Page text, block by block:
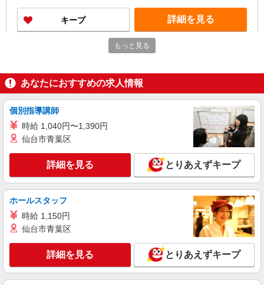
キープ 詳細を見る
プール監視スタッフ
時給1,100円＋交通費規定支給（上限35,000円
迄／月）
北海道有珠郡壮瞥町字洞爺湖温泉7-1
キープ 詳細を見る
パート
株式会社グランベルホテル 洞爺サンパレスリゾート＆スパ
レストランスタッフ
時給1,100円＋交通費規定支給（上限35,000円
北海道有珠郡壮瞥町字洞爺湖温泉7-1
キープ 詳細を見る
もっと見る
あなたにおすすめの求人情報
個別指導講師
時給 1,040円〜1,390円
仙台市青葉区
詳細を見る とりあえずキープ
ホールスタッフ
時給 1,150円
仙台市青葉区
詳細を見る とりあえずキープ